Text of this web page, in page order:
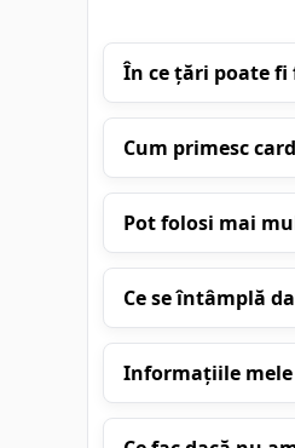
În ce țări poate fi
Cum primesc
Pot folosi mai
Ce se întâmplă
Informațiile